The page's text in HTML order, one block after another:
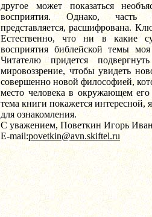
другое может показаться
восприятия. Однако, часть
представляется, расшифрована.
Естественно, что ни в какие
восприятия библейской темы
Читателю придется
мировоззрение, чтобы увидеть
совершенно новой философией,
место человека в окружающем
тема книги покажется интересной,
для ознакомления.
С уважением, Поветкин Игорь
E-mail:povetkin@avn.skiftel.ru